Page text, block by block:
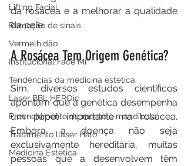
Lifting Facial
Remoção de sinais
Vermelhidão
Institucional Face Mi
Tendências da medicina estética
Laser BBL HEROic
Preenchimento de mento e mandíbula
Tratamento llaser Halo
Medicina Estética
da rosácea e a melhorar a qualidade
da pele.
A Rosácea Tem Origem Genética?
Sim, diversos estudos científicos
apontam que a genética desempenha
um papel importante na rosácea.
Embora a doença não seja
exclusivamente hereditária, muitas
pessoas que a desenvolvem têm